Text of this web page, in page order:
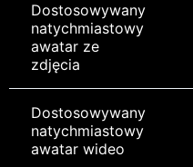
Dostosowywany
natychmiastowy
awatar ze
zdjęcia
Dostosowywany
natychmiastowy
awatar wideo